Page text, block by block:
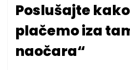
Poslušajte
plačemo iza
naočara“